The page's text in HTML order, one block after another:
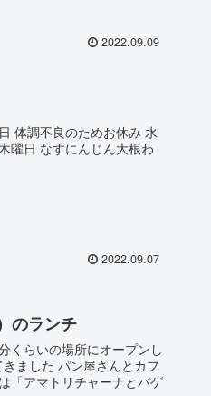
2022.09.09
体調不良のためお休み 水
曜日 なすにんじん大根わ
2022.09.07
のランチ
くらいの場所にオープンし
ました パン屋さんとカフ
「アマトリチャーナとバゲ